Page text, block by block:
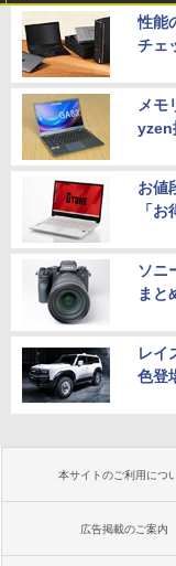
性能
チェ
メモ
yzen
お値
「
ソニ
まと
レイ
色登
本サイトのご利用につ
広告掲載のご案内